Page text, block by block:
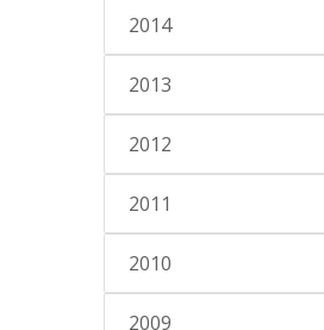
2014
2013
2012
2011
2010
2009